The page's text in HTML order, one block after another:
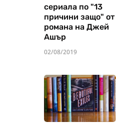
сериала по "13
причини защо" от
романа на Джей
Ашър
02/08/2019